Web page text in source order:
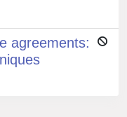
agreements: